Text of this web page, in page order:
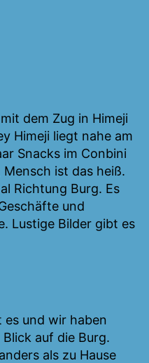
dem Zug in Himeji
Himeji liegt nahe am
Snacks im Conbini
ist das heiß.
Richtung Burg. Es
und
Lustige Bilder gibt es
es und wir haben
auf die Burg.
als zu Hause